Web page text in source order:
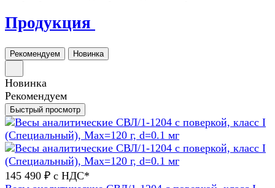
Продукция
Рекомендуем Новинка
Новинка
Рекомендуем
Быстрый просмотр
145 490 ₽ с НДС*